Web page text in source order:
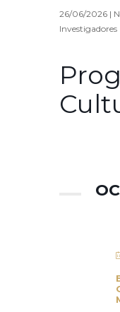
26/06/2026 |
Investigadores